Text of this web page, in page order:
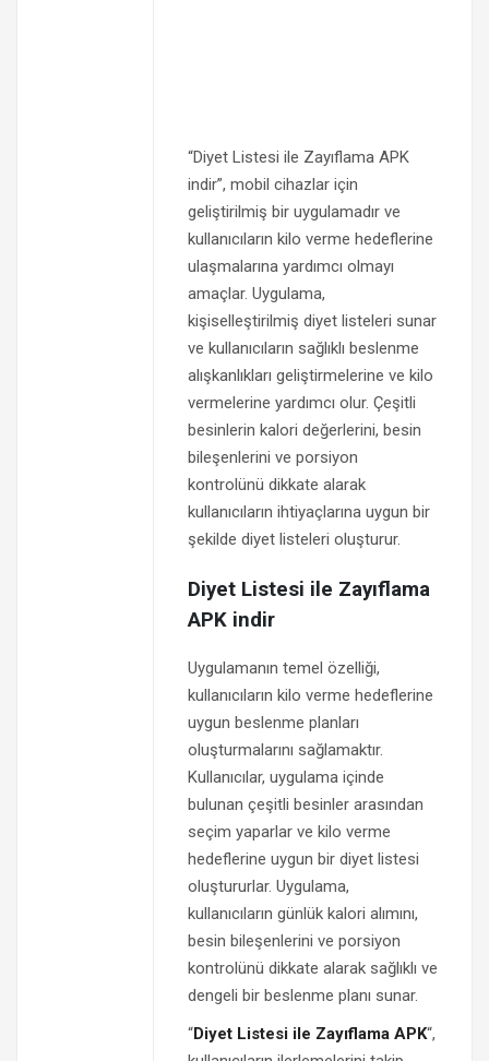
“Diyet Listesi ile Zayıflama APK
indir”, mobil cihazlar için
geliştirilmiş bir uygulamadır ve
kullanıcıların kilo verme hedeflerine
ulaşmalarına yardımcı olmayı
amaçlar. Uygulama,
kişiselleştirilmiş diyet listeleri sunar
ve kullanıcıların sağlıklı beslenme
alışkanlıkları geliştirmelerine ve kilo
vermelerine yardımcı olur. Çeşitli
besinlerin kalori değerlerini, besin
bileşenlerini ve porsiyon
kontrolünü dikkate alarak
kullanıcıların ihtiyaçlarına uygun bir
şekilde diyet listeleri oluşturur.
Diyet Listesi ile Zayıflama
APK indir
Uygulamanın temel özelliği,
kullanıcıların kilo verme hedeflerine
uygun beslenme planları
oluşturmalarını sağlamaktır.
Kullanıcılar, uygulama içinde
bulunan çeşitli besinler arasından
seçim yaparlar ve kilo verme
hedeflerine uygun bir diyet listesi
oluştururlar. Uygulama,
kullanıcıların günlük kalori alımını,
besin bileşenlerini ve porsiyon
kontrolünü dikkate alarak sağlıklı ve
dengeli bir beslenme planı sunar.
“Diyet Listesi ile Zayıflama APK“,